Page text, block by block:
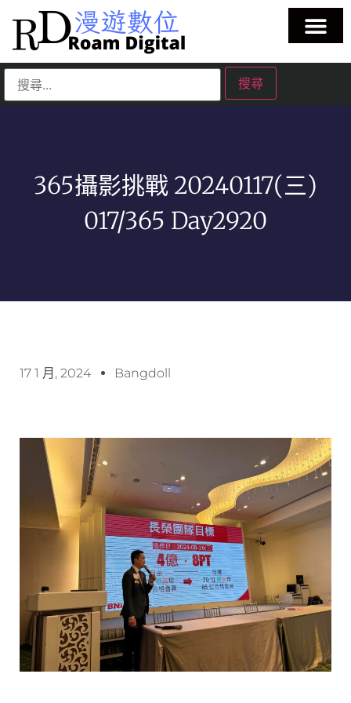
365攝影挑戰 20240117(三)
017/365 Day2920
17 1 月, 2024 Bangdoll